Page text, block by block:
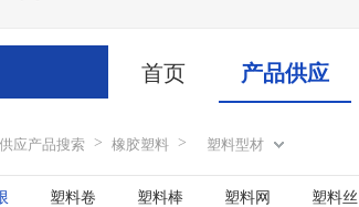
首页 产品供应
应产品搜索 > 橡胶塑料 > 塑料型材
塑料卷 塑料棒 塑料网 塑料丝